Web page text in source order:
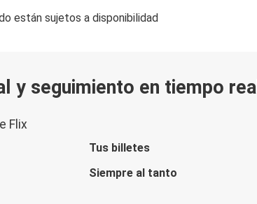
están sujetos a disponibilidad
y seguimiento en tiempo real
Flix
Tus billetes
Siempre al tanto